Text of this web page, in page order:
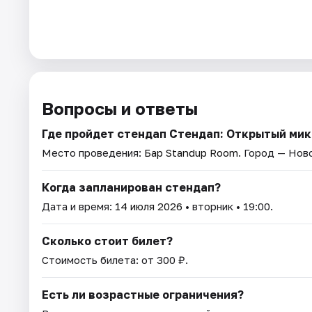
Вопросы и ответы
Где пройдет стендап Стендап: Открытый
Место проведения: Бар Standup Room. Город —
Когда запланирован стендап?
Дата и время: 14 июля 2026 • вторник • 19:00.
Сколько стоит билет?
Стоимость билета: от 300 ₽.
Есть ли возрастные ограничения?